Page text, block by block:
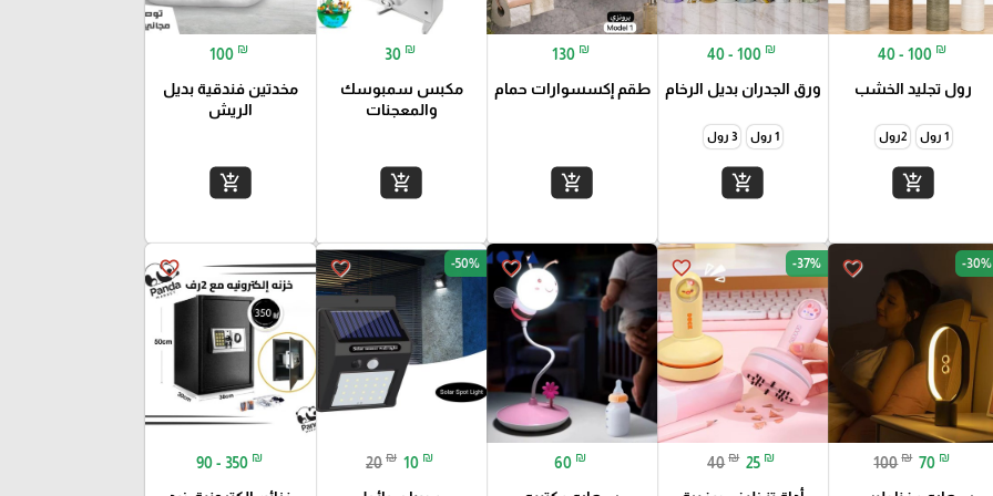
40 - 100 ₪
رول تجليد الخشب
1 رول 2رول
add_shopping_cart
40 - 100 ₪
ورق الجدران بديل الرخام
1 رول 3 رول
add_shopping_cart
130 ₪
طقم إكسسوارات حمام
add_shopping_cart
30 ₪
مكبس سمبوسك
والمعجنات
add_shopping_cart
100 ₪
مخدتين فندقية بديل
الريش
add_shopping_cart
favorite_border -30%
100 ₪ 70 ₪
favorite_border -37%
40 ₪ 25 ₪
favorite_border
60 ₪
favorite_border -50%
20 ₪ 10 ₪
favorite_border
90 - 350 ₪